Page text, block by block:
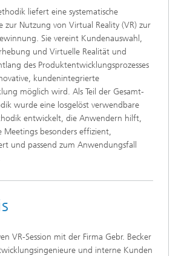
liefert eine systematische
zur Nutzung von Virtual Reality (VR) zur
Sie vereint Kundenauswahl,
und Virtuelle Realität und
des Produktentwicklungsprozesses
kundenintegrierte
möglich wird. Als Teil der Gesamt-
wurde eine losgelöst verwendbare
entwickelt, die Anwendern hilft,
Meetings besonders effizient,
und passend zum Anwendungsfall
VR-Session mit der Firma Gebr. Becker
und interne Kunden